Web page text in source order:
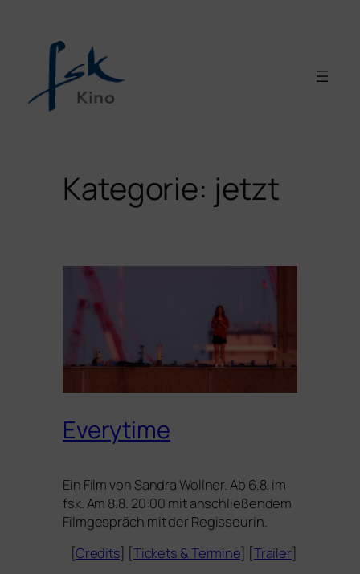
springen
Kategorie: jetzt
Everytime
Ein Film von Sandra Wollner. Ab 6.8. im
fsk. Am 8.8. 20:00 mit anschlie­ßen­dem
Filmgespräch mit der Regisseurin.
[Credits] [Tickets &Termine] [Trailer]